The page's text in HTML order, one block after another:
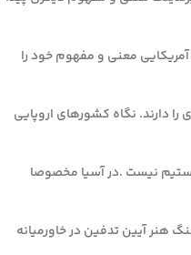
معنی و مفهوم خود را
دارند. نگاه کشورهای اروپایی
نیست .در آسیا مخصوصا
هنر آیین تدفین در خاورمیانه